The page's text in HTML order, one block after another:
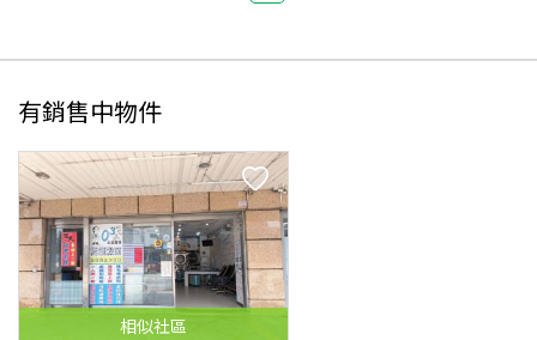
有銷售中物件
相似社區